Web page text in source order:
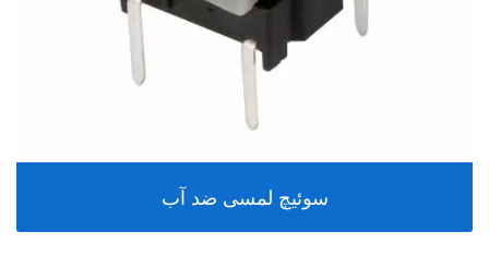
سوئیچ لمسی ضد آب